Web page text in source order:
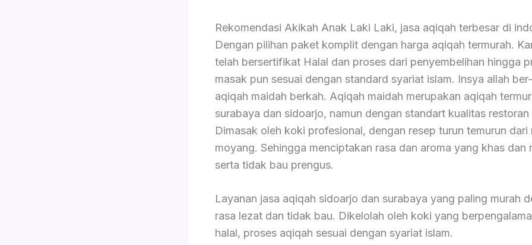
Rekomendasi Akikah Anak Laki Laki, jasa aqiqah terbesar di
Dengan pilihan paket komplit dengan harga aqiqah termurah.
telah bersertifikat Halal dan proses dari penyembelihan hingga
masak pun sesuai dengan standard syariat islam. Insya allah
aqiqah maidah berkah. Aqiqah maidah merupakan aqiqah
surabaya dan sidoarjo, namun dengan standart kualitas
Dimasak oleh koki profesional, dengan resep turun temurun dari
moyang. Sehingga menciptakan rasa dan aroma yang khas dan
serta tidak bau prengus.
Layanan jasa aqiqah sidoarjo dan surabaya yang paling murah
rasa lezat dan tidak bau. Dikelolah oleh koki yang
halal, proses aqiqah sesuai dengan syariat islam.